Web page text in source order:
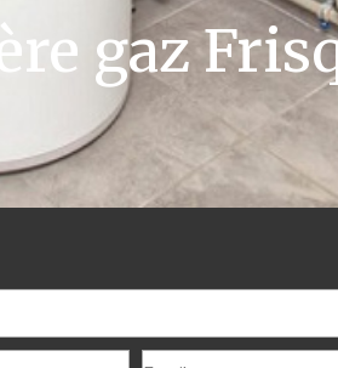
gaz